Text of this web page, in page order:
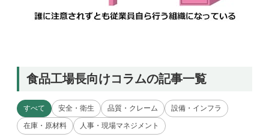
食品工場長向けコラムの記事一覧
すべて 安全・衛生 品質・クレーム 設備・インフラ
在庫・原材料 人事・現場マネジメント